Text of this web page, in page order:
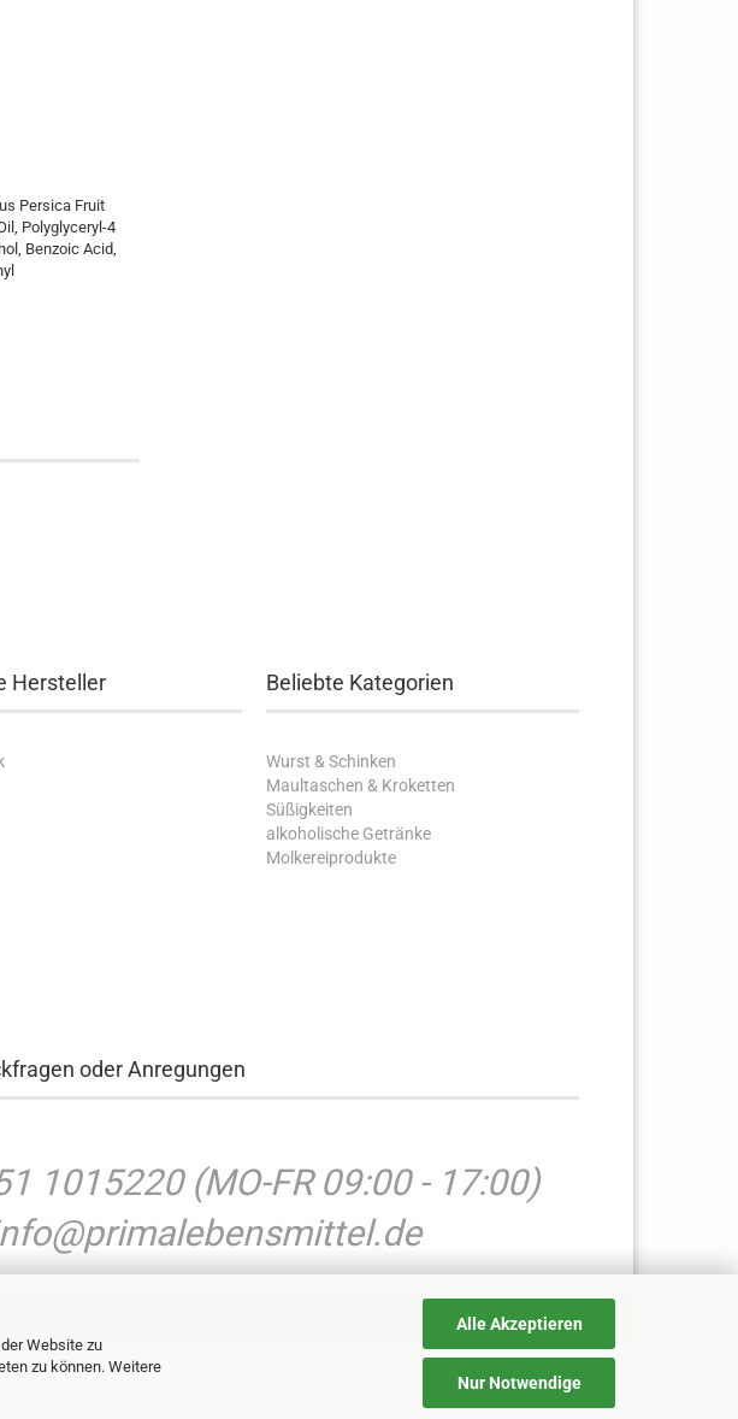
Website zu
zu können. Weitere
Alle Akzeptieren
Nur Notwendige
Persica Fruit
Polyglyceryl-4
Benzoic Acid,
Hersteller Beliebte Kategorien
Wurst & Schinken
Maultaschen & Kroketten
Süßigkeiten
alkoholische Getränke
Molkereiprodukte
oder Anregungen
1015220(MO-FR 09:00 - 17:00)